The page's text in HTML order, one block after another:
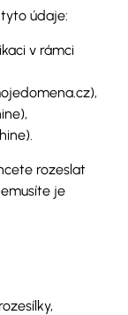
údaje:
v rámci
rozeslat
je